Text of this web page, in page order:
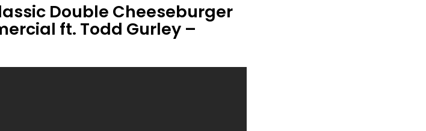
Double Cheeseburger
ft. Todd Gurley –